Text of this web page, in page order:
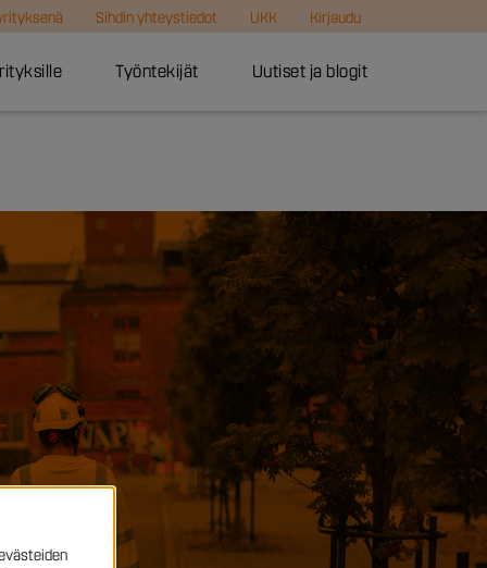
Työntekijät Uutiset ja blogit
Kirjaudu
UKK
Sihdin yhteystiedot